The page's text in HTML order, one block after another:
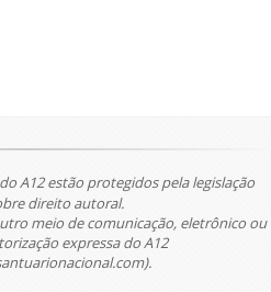
A12 estão protegidos pela legislação
direito autoral.
meio de comunicação, eletrônico ou
expressa do A12